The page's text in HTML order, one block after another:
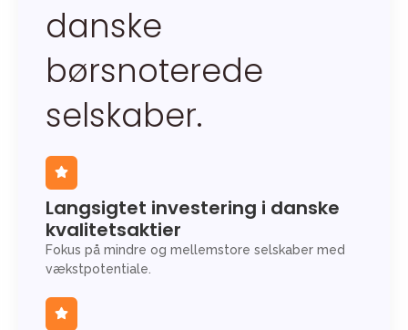
danske
børsnoterede
selskaber.
Langsigtet investering i danske
kvalitetsaktier
Fokus på mindre og mellemstore selskaber med
vækstpotentiale.